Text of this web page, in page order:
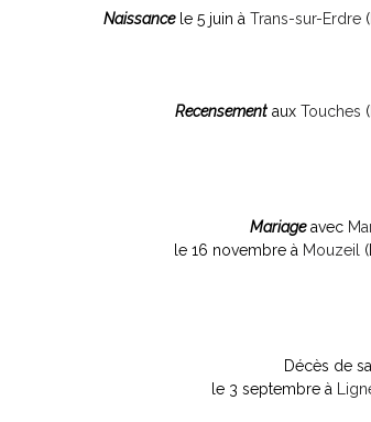
Naissancele 5 juin à Trans-sur-Erdre
Recensement aux Touches
Mariageavec
le 16 novembre à Mouzeil
Décès de
le 3 septembre à